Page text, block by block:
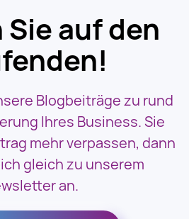
auf den
Blogbeiträge zu rund
Ihres Business. Sie
mehr verpassen, dann
gleich zu unserem
an.